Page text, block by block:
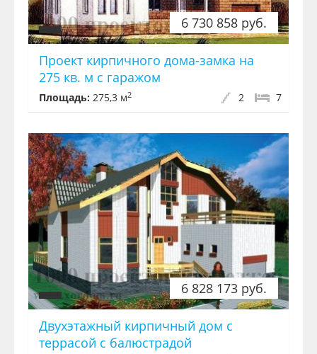
6 730 858 руб.
Проект кирпичного дома-замка на
275 кв. м с гаражом
Площадь: 275,3 м2 7
2
6 828 173 руб.
Двухэтажный кирпичный дом с
террасой с балюстрадой